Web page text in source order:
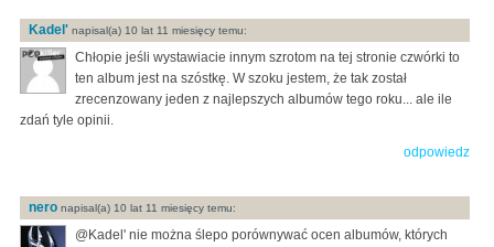
Kadel' napisal(a) 10 lat 11 miesięcy temu:
Chłopie jeśli wystawiacie innym szrotom na tej stronie czwórki to
ten album jest na szóstkę. W szoku jestem, że tak został
zrecenzowany jeden z najlepszych albumów tego roku... ale ile
zdań tyle opinii.
odpowiedz
nero napisal(a) 10 lat 11 miesięcy temu:
@Kadel' nie można ślepo porównywać ocen albumów, których